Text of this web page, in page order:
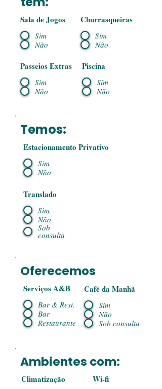
Sala de Jogos
Sim
Não
Churrasqueiras
Sim
Não
Piscina
Sim
Não
Passeios Extras
Sim
Não
Temos:
Estacionamento Privativo
Sim
Não
Translado
Sim
Não
Sob
consulta
Oferecemos
Serviços A&B
Bar & Rest.
Bar
Restaurante
Café da Manhã
Sim
Não
Sob consulta
Ambientes com:
Climatização Wi-fi